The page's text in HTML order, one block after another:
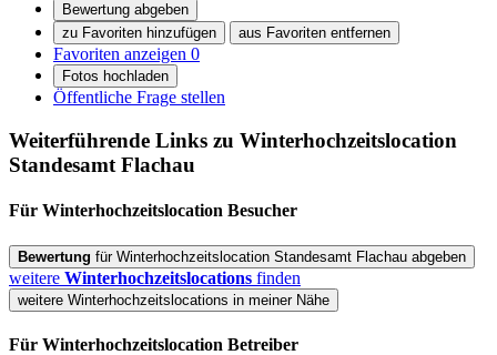
Bewertung abgeben
zu Favoriten hinzufügen
aus Favoriten entfernen
Favoriten anzeigen 0
Fotos hochladen
Öffentliche Frage stellen
Weiterführende Links zu Winterhochzeitslocation
Standesamt Flachau
Für Winterhochzeitslocation Besucher
Bewertung für Winterhochzeitslocation Standesamt Flachau abgeben
weitere Winterhochzeitslocations finden
weitere Winterhochzeitslocations in meiner Nähe
Für Winterhochzeitslocation Betreiber